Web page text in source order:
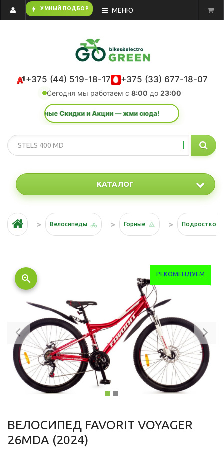
bolt УМНЫЙ ПОДБОР МЕНЮ
+375 (44) 519-18-17 +375 (33) 677-18-07
Сегодня мы работаем с 8:00 до 23:00
Скидки и Акции — жми сюда!
КАТАЛОГ
Велосипеды Горные
РЕКОМЕНДУЕМ
Previous
zoom_in
ВЕЛОСИПЕД FAVORIT VOYAGER
26MDA (2024)